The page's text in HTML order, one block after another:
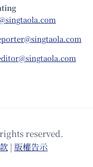
reserved.
| 版權告⽰